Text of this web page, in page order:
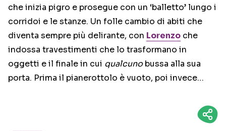
che inizia pigro e prosegue con un ‘balletto’ lungo i
corridoi e le stanze. Un folle cambio di abiti che
diventa sempre più delirante, con Lorenzo che
indossa travestimenti che lo trasformano in
oggetti e il finale in cui qualcunobussa alla sua
porta. Prima il pianerottolo è vuoto, poi invece…